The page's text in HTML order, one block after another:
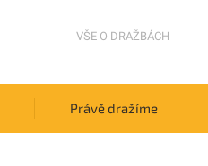
VŠE O DRAŽBÁCH
Právě dražíme